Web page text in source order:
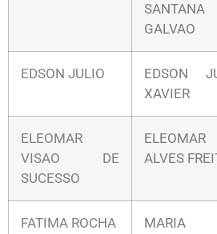
SANTANA
GALVAO
EDSON JULIO
EDSON
XAVIER
ELEOMAR
VISAO DE
SUCESSO
ELEOMAR
ALVES
FATIMA ROCHA
MARIA